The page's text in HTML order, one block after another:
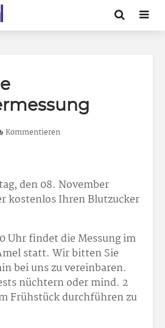
Kommentieren
den 08. November
kostenlos Ihren Blutzucker
Uhr findet die Messung im
statt. Wir bitten Sie
bei uns zu vereinbaren.
nüchtern oder mind. 2
Frühstück durchführen zu